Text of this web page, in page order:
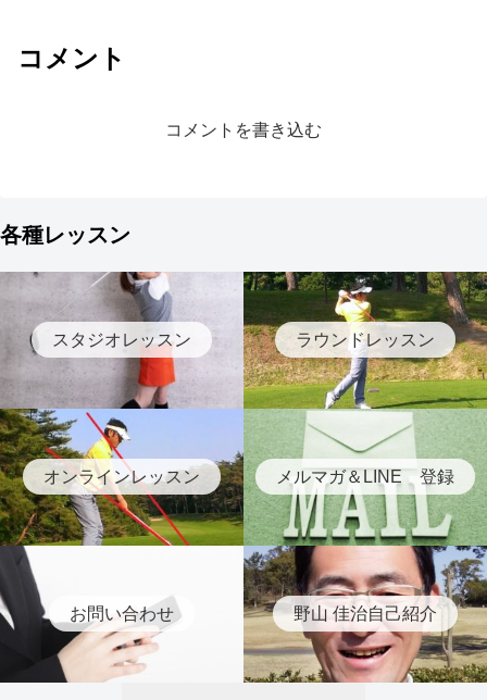
コメント
コメントを書き込む
各種レッスン
スタジオレッスン ラウンドレッスン
オンラインレッスン メルマガ＆LINE 登録
お問い合わせ 野山 佳治自己紹介